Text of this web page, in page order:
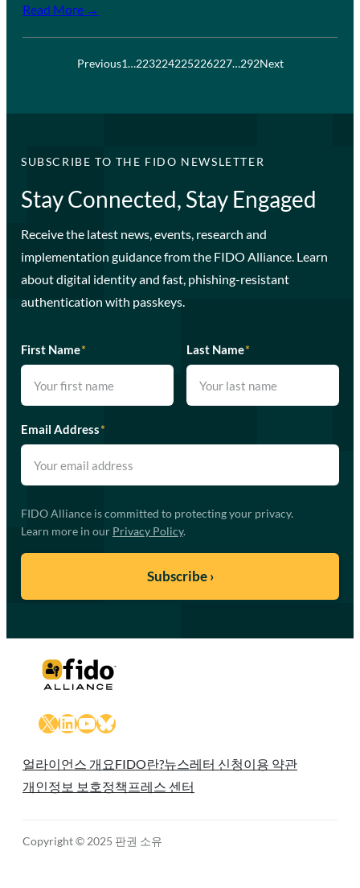
Read More →
Previous1…223224225226227…292Next
SUBSCRIBE TO THE FIDO NEWSLETTER
Stay Connected, Stay Engaged
Receive the latest news, events, research and
implementation guidance from the FIDO Alliance. Learn
about digital identity and fast, phishing-resistant
authentication with passkeys.
First Name* Last Name*
Email Address*
FIDO Alliance is committed to protecting your privacy.
Learn more in our Privacy Policy.
X LinkedIn
YouTube
Bluesky
얼라이언스 개요FIDO란?뉴스레터 신청이용 약관
개인정보 보호정책 프레스 센터
Copyright © 2025 판권 소유